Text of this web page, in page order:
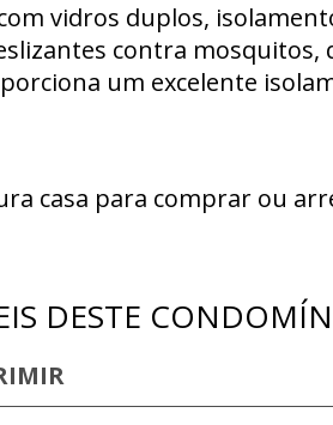
vidros duplos,
contra mosquitos,
um excelente
casa para comprar ou
DESTE